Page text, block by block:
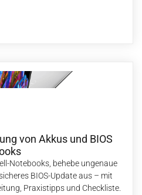
von Akkus und BIOS
Notebooks, behebe ungenaue
BIOS-Update aus – mit
Praxistipps und Checkliste.